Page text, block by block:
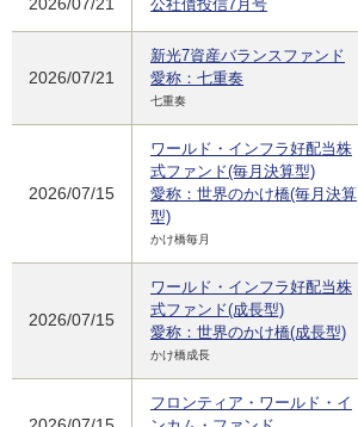
公社債投信7月号
2026/07/21
新光7資産バランスファンド
愛称：七重奏
七重奏
2026/07/15
ワールド・インフラ好配当株
式ファンド(毎月決算型)
愛称：世界のかけ橋(毎月決算
型)
かけ橋毎月
2026/07/15
ワールド・インフラ好配当株
式ファンド(成長型)
愛称：世界のかけ橋(成長型)
かけ橋成長
フロンティア・ワールド・イ